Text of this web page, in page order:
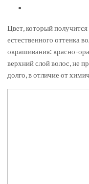
Цвет, который получится
естественного оттенка
окрашивания: красно-
верхний слой волос, не
долго, в отличие от